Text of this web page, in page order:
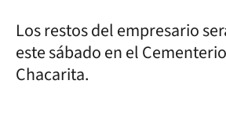
Los restos del empresario
este sábado en el
Chacarita.